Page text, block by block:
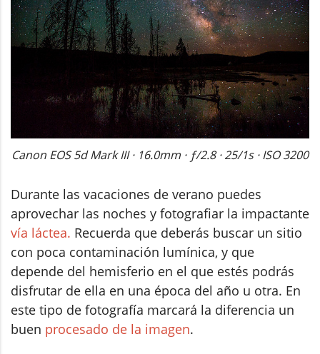
Canon EOS 5d Mark III · 16.0mm · ƒ/2.8 · 25/1s · ISO 3200
Durante las vacaciones de verano puedes
aprovechar las noches y fotografiar la impactante
vía láctea. Recuerda que deberás buscar un sitio
con poca contaminación lumínica, y que
depende del hemisferio en el que estés podrás
disfrutar de ella en una época del año u otra. En
este tipo de fotografía marcará la diferencia un
buen procesado de la imagen.